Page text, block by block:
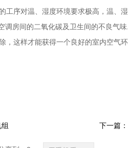
序对温、湿度环境要求极高，温、
房间的二氧化碳及卫生间的不良气
这样才能获得一个良好的室内空气环
下一篇